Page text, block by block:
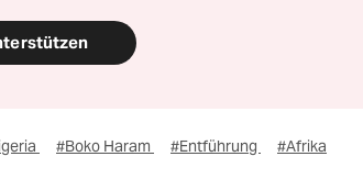
#Boko Haram #Entführung #Afrika